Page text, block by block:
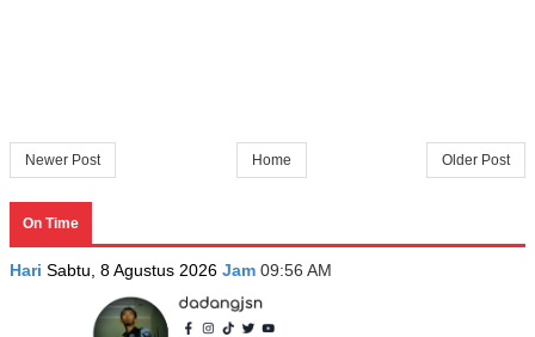
Newer Post Older Post
Home
On Time
Hari Sabtu, 8 Agustus 2026 Jam 09:56 AM